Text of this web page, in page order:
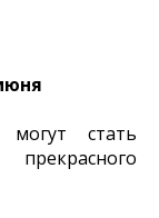
могут стать